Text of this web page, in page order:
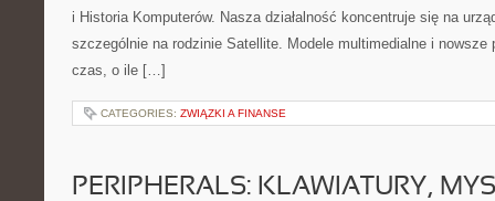
i Historia Komputerów. Nasza działalność koncentruje się na
szczególnie na rodzinie Satellite. Modele multimedialne i nowsze
czas, o ile […]
CATEGORIES: ZWIĄZKI A FINANSE
PERIPHERALS: KLAWIATURY,